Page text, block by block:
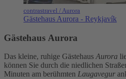
contrastravel / Aurora
Gästehaus Aurora - Reykjavík
Gästehaus Aurora
Das kleine, ruhige Gästehaus Aurora
können Sie durch die niedlichen
Minuten am berühmten Laugavegur